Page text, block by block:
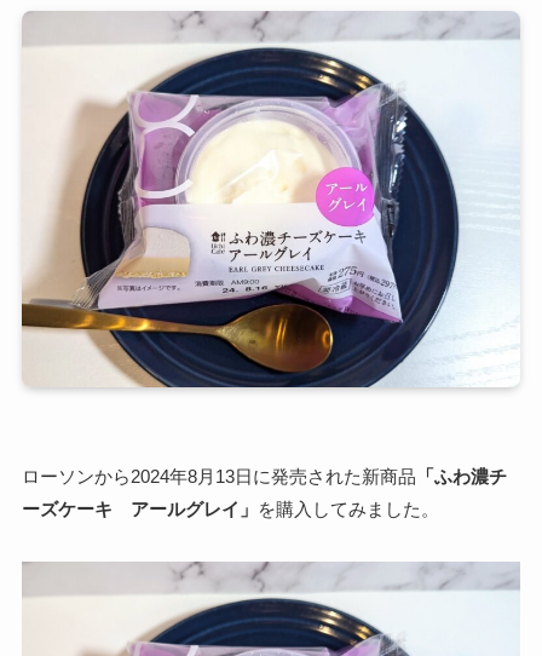
ローソンから2024年8月13日に発売された新商品 「ふわ濃チ
ーズケーキ アールグレイ」 を購入してみました。